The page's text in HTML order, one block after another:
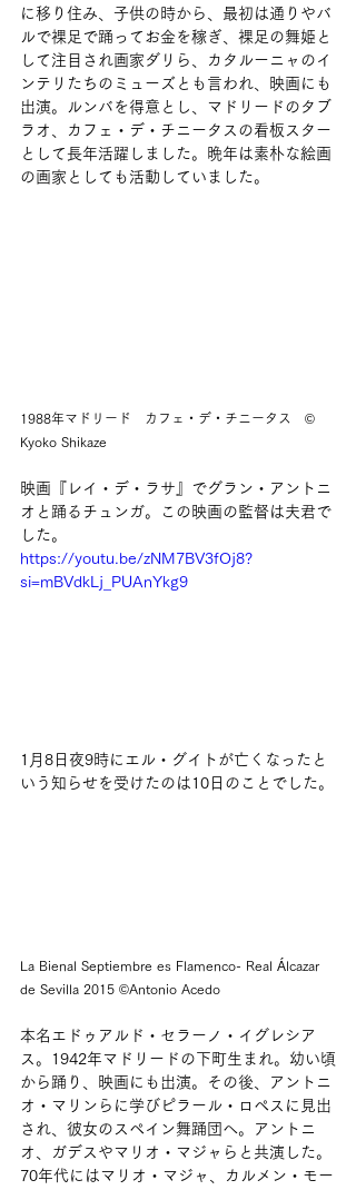
に移り住み、子供の時から、最初は通りやバ
ルで裸足で踊ってお金を稼ぎ、裸足の舞姫と
して注目され画家ダリら、カタルーニャのイ
ンテリたちのミューズとも言われ、映画にも
出演。ルンバを得意とし、マドリードのタブ
ラオ、カフェ・デ・チニータスの看板スター
として長年活躍しました。晩年は素朴な絵画
の画家としても活動していました。
1988年マドリード　カフェ・デ・チニータス　©︎
Kyoko Shikaze
映画『レイ・デ・ラサ』でグラン・アントニ
オと踊るチュンガ。この映画の監督は夫君で
した。
https://youtu.be/zNM7BV3fOj8?
si=mBVdkLj_PUAnYkg9
1月8日夜9時にエル・グイトが亡くなったと
いう知らせを受けたのは10日のことでした。
La Bienal Septiembre es Flamenco- Real Álcazar
de Sevilla 2015 ©︎Antonio Acedo
本名エドゥアルド・セラーノ・イグレシア
ス。1942年マドリードの下町生まれ。幼い頃
から踊り、映画にも出演。その後、アントニ
オ・マリンらに学びピラール・ロペスに見出
され、彼女のスペイン舞踊団へ。アントニ
オ、ガデスやマリオ・マジャらと共演した。
70年代にはマリオ・マジャ、カルメン・モー